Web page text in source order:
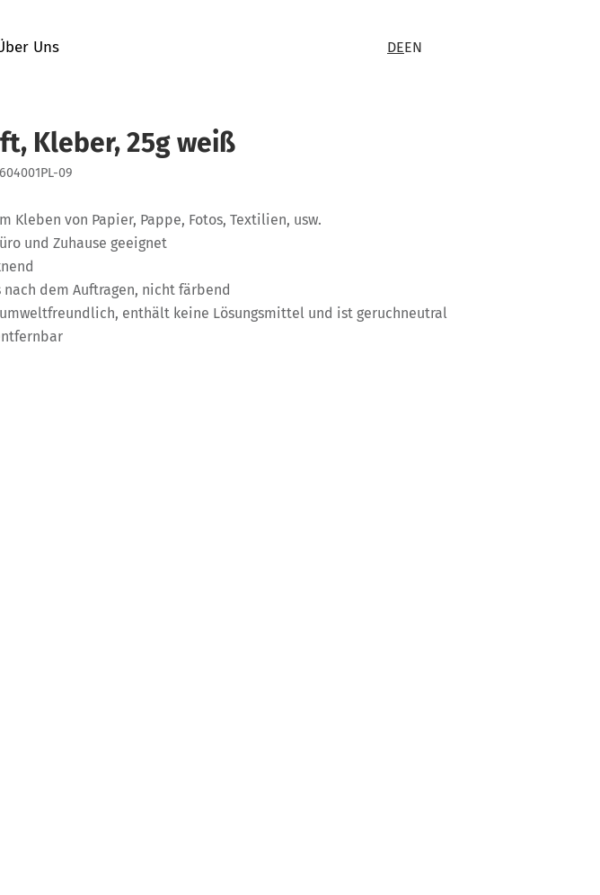
Uns DEEN
Kleber, 25g weiß
09
Kleben von Papier, Pappe, Fotos, Textilien, usw.
und Zuhause geeignet
dem Auftragen, nicht färbend
enthält keine Lösungsmittel und ist geruchneutral